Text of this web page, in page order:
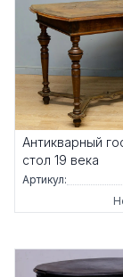
Антикварный
стол 19 века
Артикул: